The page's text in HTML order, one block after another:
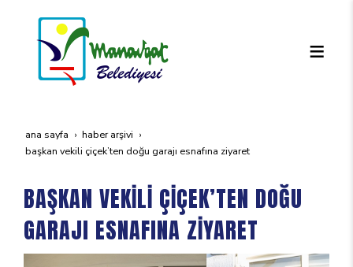
ana sayfa
haber arşivi
başkan veki̇li̇ çi̇çek’ten doğu garaji esnafina zi̇yaret
BAŞKAN VEKİLİ ÇİÇEK’TEN DOĞU
GARAJI ESNAFINA ZİYARET